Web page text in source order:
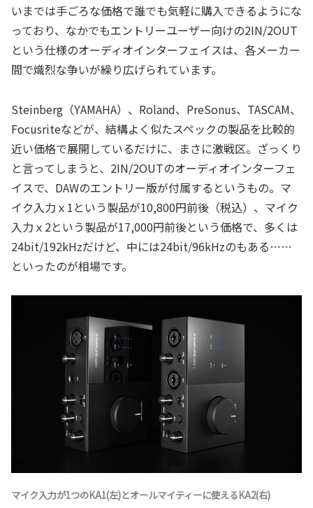
いまでは手ごろな価格で誰でも気軽に購入できるようにな
っており、なかでもエントリーユーザー向けの2IN/2OUT
という仕様のオーディオインターフェイスは、各メーカー
間で熾烈な争いが繰り広げられています。
Steinberg（YAMAHA）、Roland、PreSonus、TASCAM、
Focusriteなどが、結構よく似たスペックの製品を比較的
近い価格で展開しているだけに、まさに激戦区。ざっくり
と言ってしまうと、2IN/2OUTのオーディオインターフェ
イスで、DAWのエントリー版が付属するというもの。マ
イク入力ｘ1という製品が10,800円前後（税込）、マイク
入力ｘ2という製品が17,000円前後という価格で、多くは
24bit/192kHzだけど、中には24bit/96kHzのもある……
といったのが相場です。
マイク入力が1つのKA1(左)とオールマイティーに使えるKA2(右)